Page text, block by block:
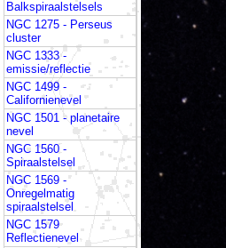
Balkspiraalstelsels
NGC 1275 - Perseus
cluster
NGC 1333 -
emissie/reflectie
NGC 1499 -
Californienevel
NGC 1501 - planetaire
nevel
NGC 1560 -
Spiraalstelsel
NGC 1569 -
Onregelmatig
spiraalstelsel
NGC 1579
Reflectienevel